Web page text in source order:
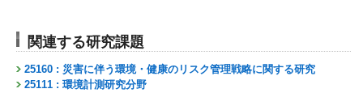
関連する研究課題
25160 : 災害に伴う環境・健康のリスク管理戦略に関する研究
25111 : 環境計測研究分野